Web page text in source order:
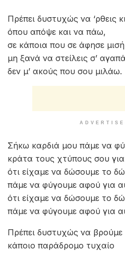
Πρέπει δυστυχώς να ‘ρθεις
όπου απόψε και να πάω,
σε κάποια που σε άφησε μισή
μη ξανά να στείλεις σ’
δεν μ’ ακούς που σου μιλάω.
Σήκω καρδιά μου πάμε να
κράτα τους χτύπους σου
ότι είχαμε να δώσουμε το
πάμε να φύγουμε αφού για
ότι είχαμε να δώσουμε το
πάμε να φύγουμε αφού για
Πρέπει δυστυχώς να
κάποιο παράδρομο τυχαίο